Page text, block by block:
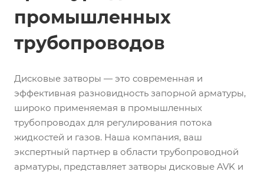
промышленных
трубопроводов
Дисковые затворы — это современная и
эффективная разновидность запорной арматуры,
широко применяемая в промышленных
трубопроводах для регулирования потока
жидкостей и газов. Наша компания, ваш
экспертный партнер в области трубопроводной
арматуры, представляет затворы дисковые AVK и